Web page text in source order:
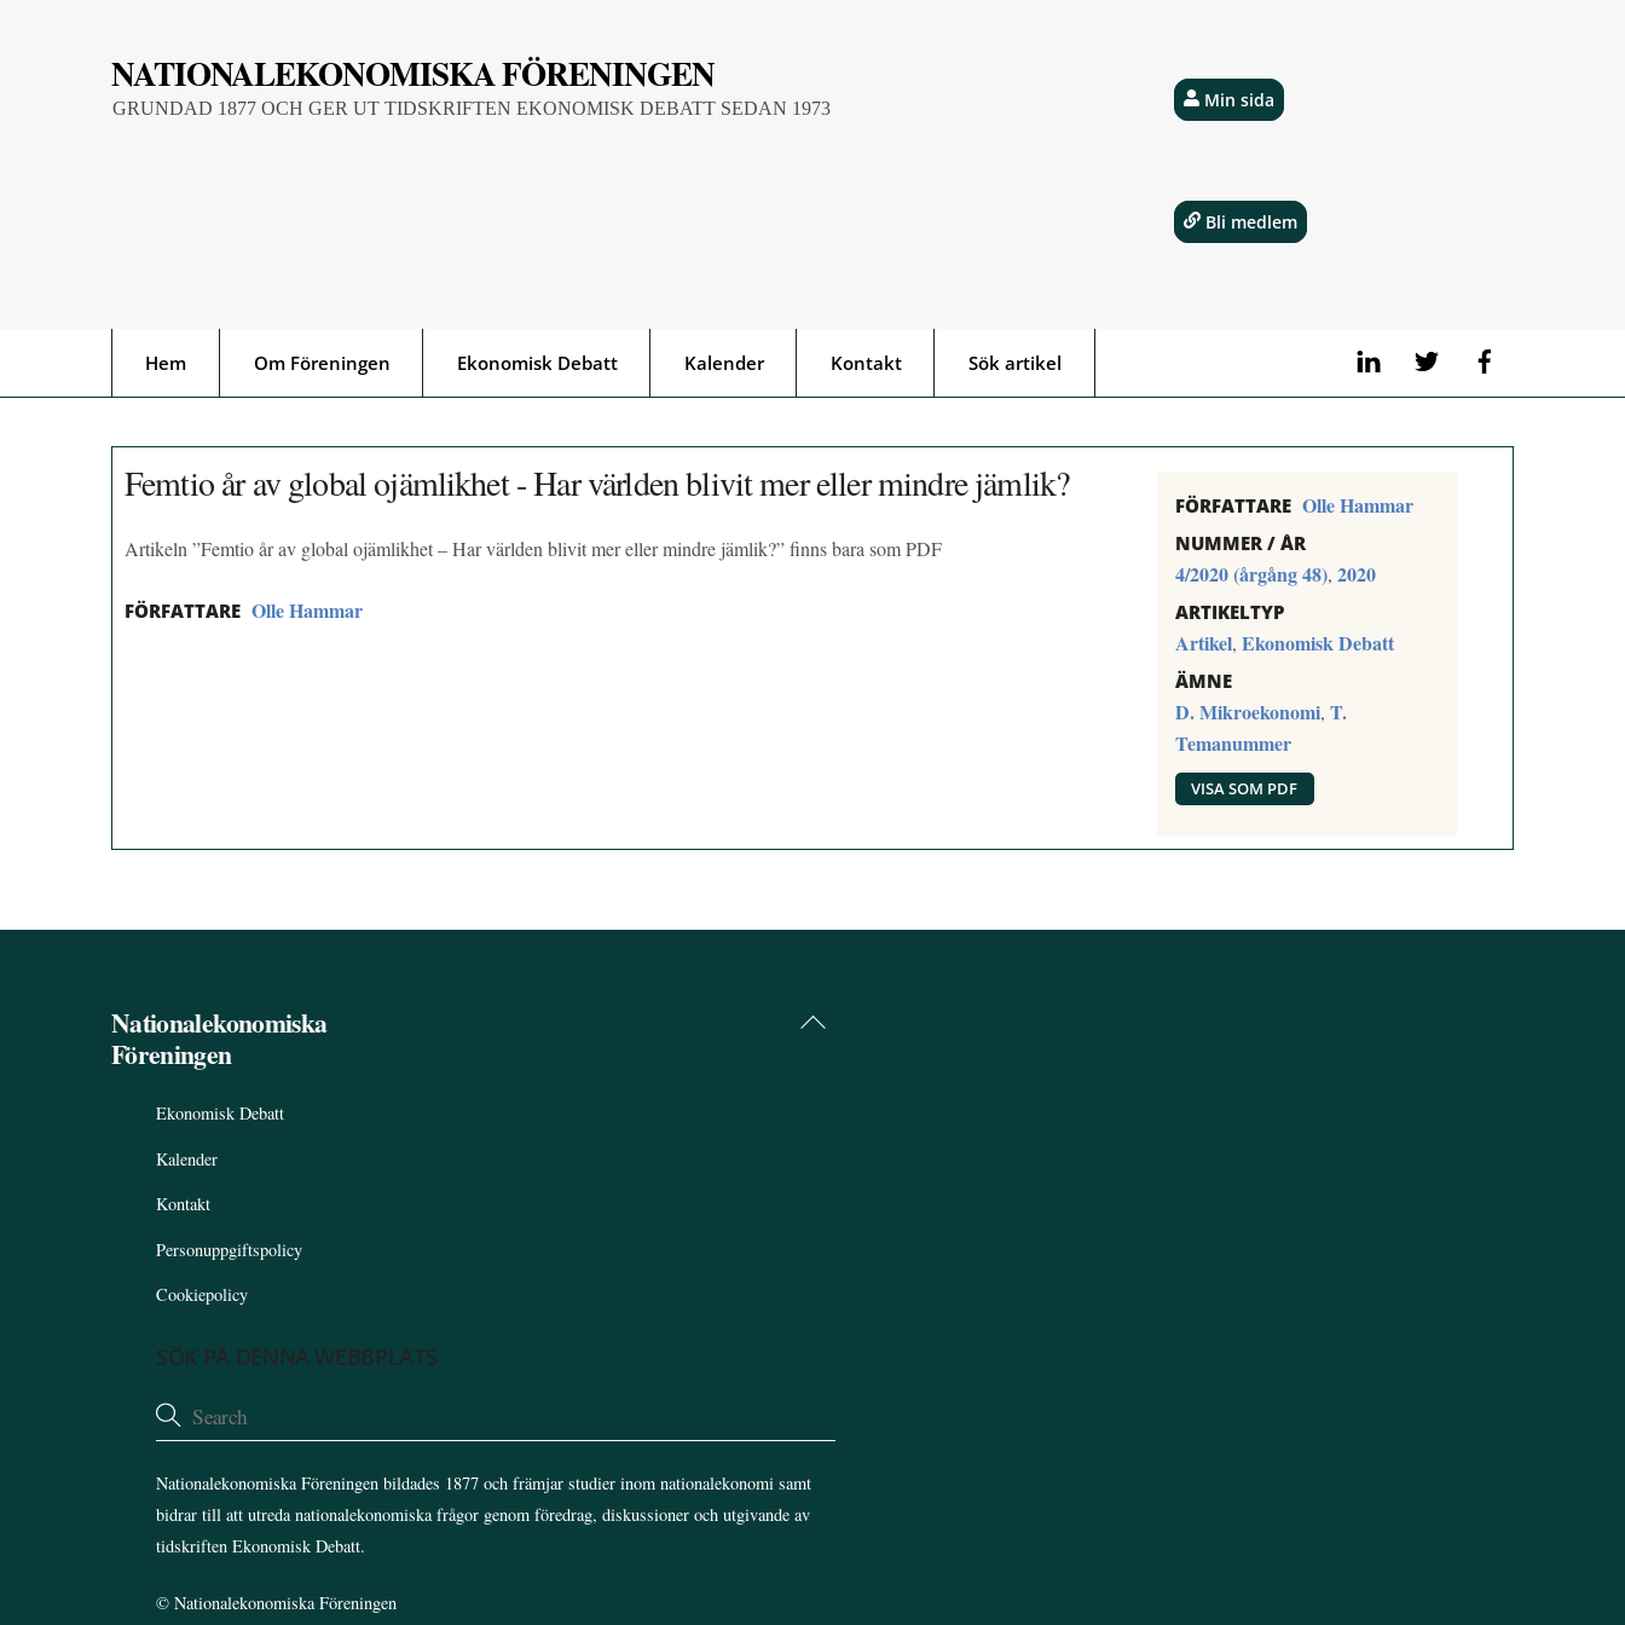
NATIONALEKONOMISKA FÖRENINGEN
GRUNDAD 1877 OCH GER UT TIDSKRIFTEN EKONOMISK DEBATT SEDAN 1973
LinkedIn Twitter
Hem Om Föreningen Ekonomisk Debatt Kalender Kontakt Sök artikel
Min sida
Bli medlem
Femtio år av global ojämlikhet - Har världen blivit mer eller mindre jämlik?
Artikeln ”Femtio år av global ojämlikhet – Har världen blivit mer eller mindre jämlik?” finns bara som PDF
FÖRFATTARE Olle Hammar
FÖRFATTARE Olle Hammar
NUMMER / ÅR
4/2020 (årgång 48), 2020
ARTIKELTYP
Artikel, Ekonomisk Debatt
ÄMNE
D. Mikroekonomi, T.
Temanummer
VISA SOM PDF
Back
Nationalekonomiska
Föreningen
Ekonomisk Debatt
Kalender
Kontakt
Personuppgiftspolicy
Cookiepolicy
SÖK PÅ DENNA WEBBPLATS
Nationalekonomiska Föreningen bildades 1877 och främjar studier inom nationalekonomi samt
bidrar till att utreda nationalekonomiska frågor genom föredrag, diskussioner och utgivande av
tidskriften Ekonomisk Debatt.
©Nationalekonomiska Föreningen